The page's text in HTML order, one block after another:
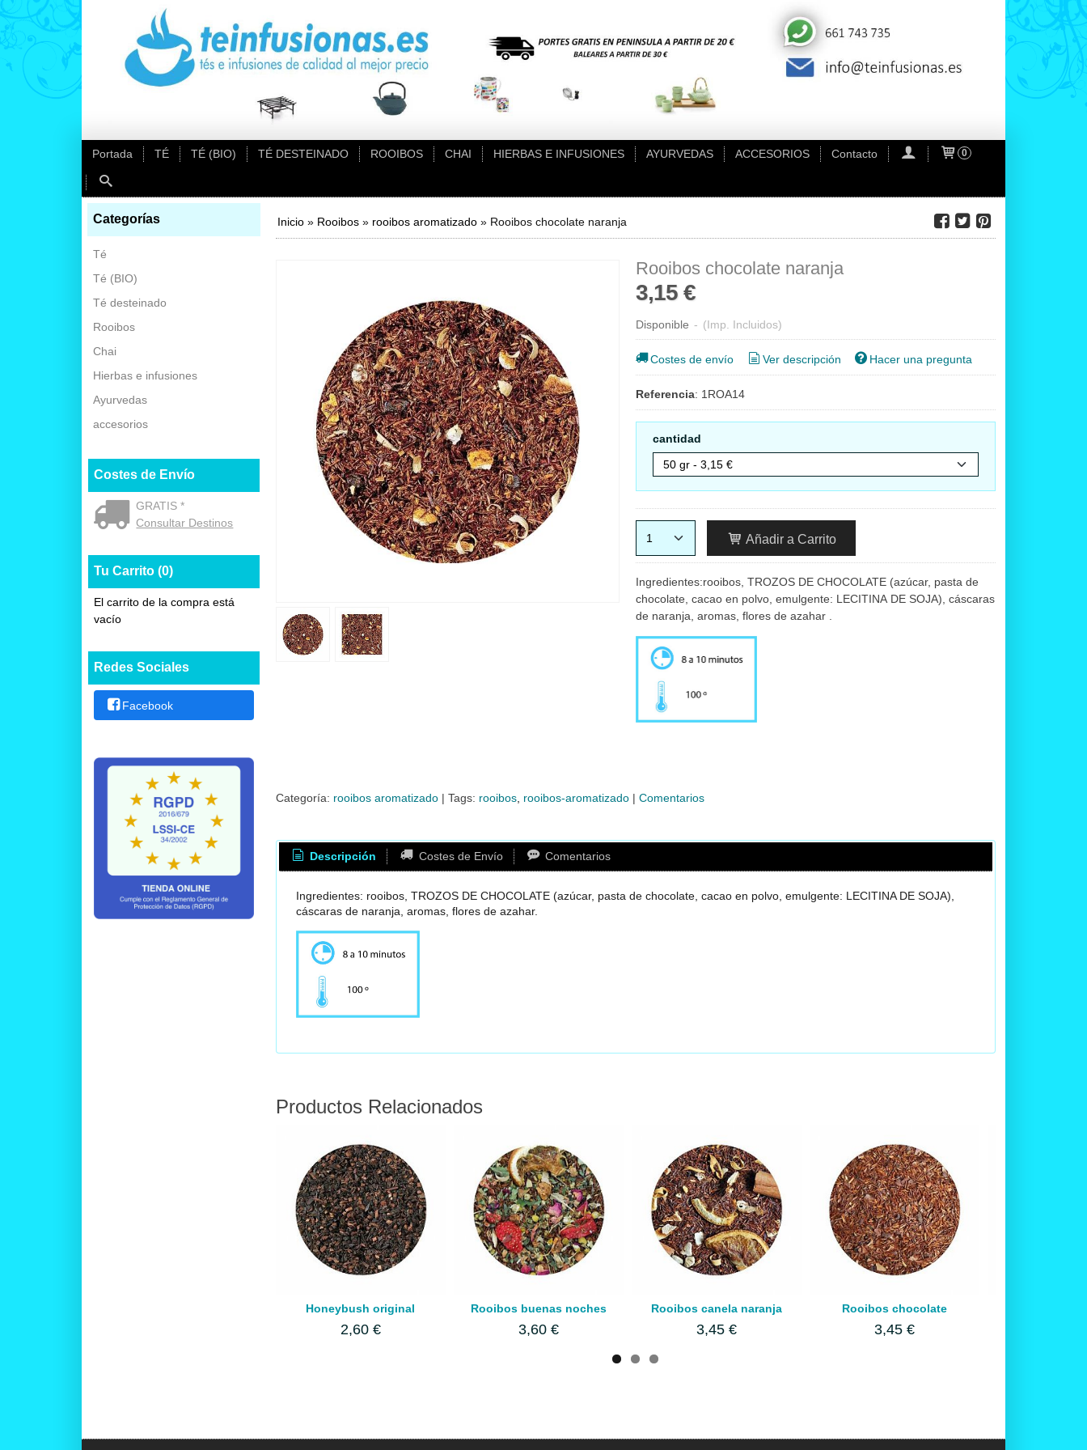
Portada TÉ TÉ (BIO) TÉ DESTEINADO ROOIBOS CHAI HIERBAS E INFUSIONES AYURVEDAS ACCESORIOS Contacto 0
Categorías
Té
Té (BIO)
Té desteinado
Rooibos
Chai
Hierbas e infusiones
Ayurvedas
accesorios
Costes de Envío
GRATIS *
Consultar Destinos
Tu Carrito (0)
El carrito de la compra está
vacío
Redes Sociales
Facebook
Inicio» Rooibos» rooibos aromatizado» Rooibos chocolate naranja
Rooibos chocolate naranja
3,15 €
Disponible - (Imp. Incluidos)
Costes de envío Ver descripción Hacer una pregunta
Referencia: 1ROA14
cantidad
Añadir a Carrito
Ingredientes:rooibos, TROZOS DE CHOCOLATE (azúcar, pasta de
chocolate, cacao en polvo, emulgente: LECITINA DE SOJA), cáscaras
de naranja, aromas, flores de azahar .
Categoría: rooibos aromatizado| Tags: rooibos rooibos-aromatizado | Comentarios
Descripción Costes de Envío Comentarios
Ingredientes: rooibos, TROZOS DE CHOCOLATE (azúcar, pasta de chocolate, cacao en polvo, emulgente: LECITINA DE SOJA),
cáscaras de naranja, aromas, flores de azahar.
Productos Relacionados
Honeybush original
2,60 €
Rooibos buenas noches
3,60 €
Rooibos canela naranja
3,45 €
Rooibos chocolate
3,45 €